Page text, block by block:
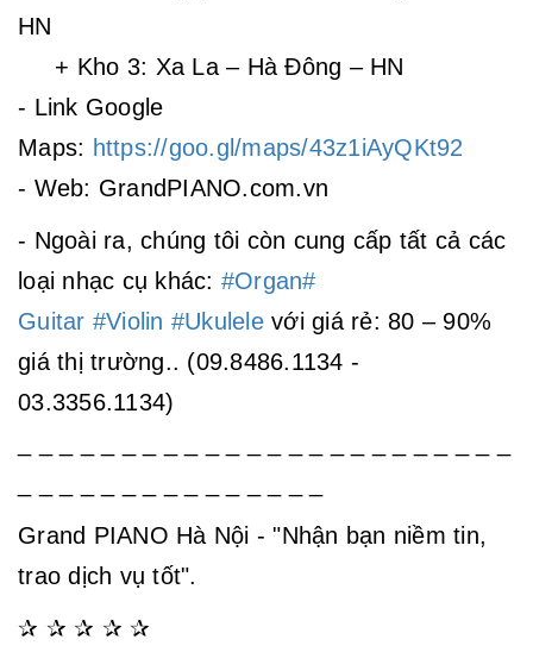
HN
+ Kho 3: Xa La – Hà Đông – HN
- Link Google
Maps: https://goo.gl/maps/43z1iAyQKt92
- Web: GrandPIANO.com.vn
- Ngoài ra, chúng tôi còn cung cấp tất cả các
loại nhạc cụ khác: #Organ#
Guitar #Violin #Ukulelevới giá rẻ: 80 – 90%
giá thị trường.. (09.8486.1134 -
03.3356.1134)
Grand PIANO Hà Nội - "Nhận bạn niềm tin,
trao dịch vụ tốt".
✰ ✰ ✰ ✰ ✰